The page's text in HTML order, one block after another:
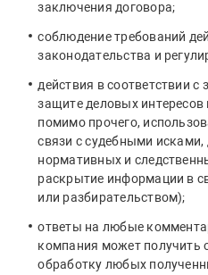
заключения договора;
соблюдение требований
законодательства и
действия в соответствии
защите деловых
помимо прочего,
связи с судебными
нормативных и
раскрытие информации в
или разбирательством);
ответы на любые
компания может получить
обработку любых